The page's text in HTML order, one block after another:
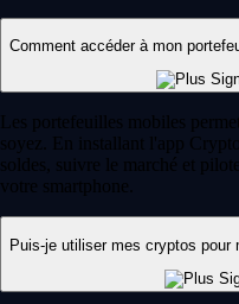
Comment accéder à mon
Les portefeuilles mobiles
soyez. En installant l'app
soldes, suivre le marché et
votre smartphone.
Puis-je utiliser mes cryptos pour